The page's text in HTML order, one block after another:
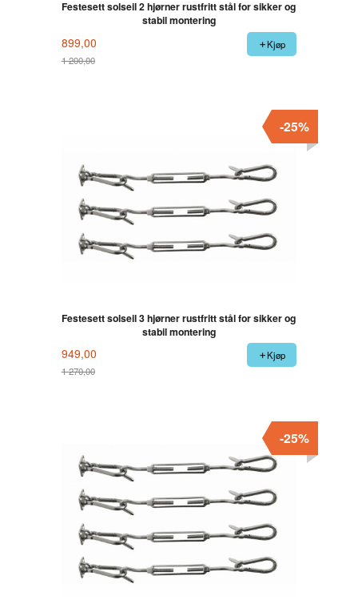
Festesett solseil 2 hjørner rustfritt stål for sikker og
stabil montering
899,00
1 200,00
Kjøp
Festesett solseil 3 hjørner rustfritt stål for sikker og
stabil montering
949,00
1 270,00
-25%
Kjøp
-25%